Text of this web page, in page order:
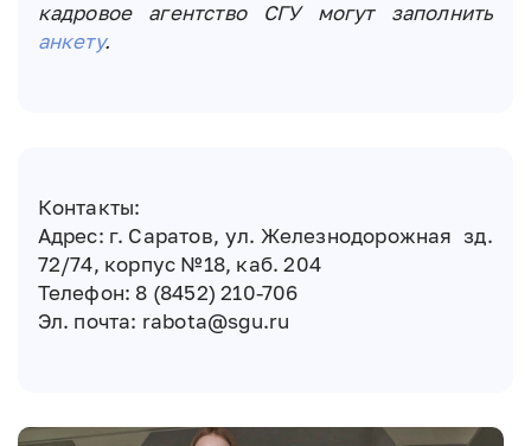
кадровое агентство СГУ могут заполнить
анкету.
Контакты:
Адрес: г. Саратов, ул. Железнодорожная зд.
72/74, корпус №18, каб. 204
Телефон: 8 (8452) 210-706
Эл. почта: rabota@sgu.ru